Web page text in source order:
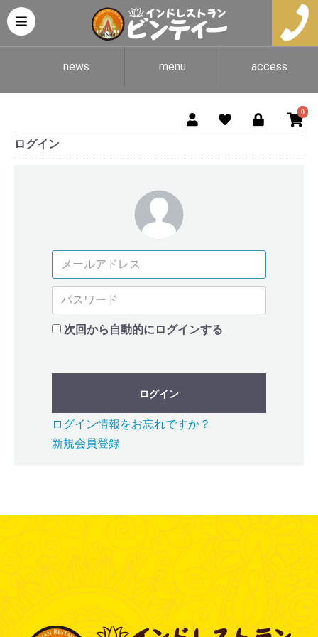
news menu access
0
ログイン
次回から自動的にログインする
ログイン
ログイン情報をお忘れですか？
新規会員登録